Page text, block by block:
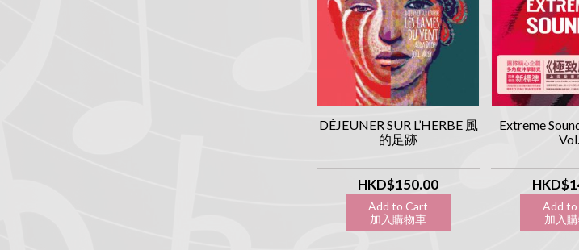
DÉJEUNER SUR L’HERBE 風
的足跡
HKD$150.00
Add to Cart
加入購物車
Extreme
Add to
加入